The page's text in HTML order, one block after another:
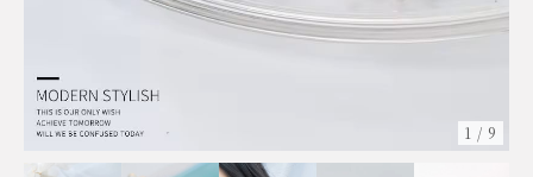
1 / 9